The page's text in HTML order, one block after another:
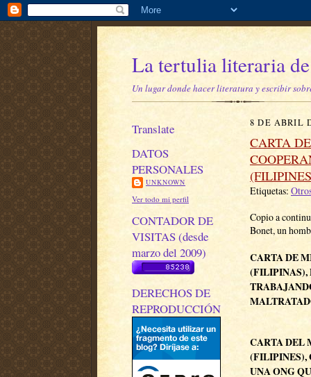
La tertulia literaria
Un lugar donde hacer literatura y escribir
Translate
DATOS
PERSONALES
UNKNOWN
Ver todo mi perfil
CONTADOR DE
VISITAS (desde
marzo del 2009)
DERECHOS DE
REPRODUCCIÓN
8 DE ABRIL
CARTA
Etiquetas:
Copio a
Bonet, un
CARTA DE
(FILIPINAS),
CARTA DEL
(FILIPINES),
UNA ONG